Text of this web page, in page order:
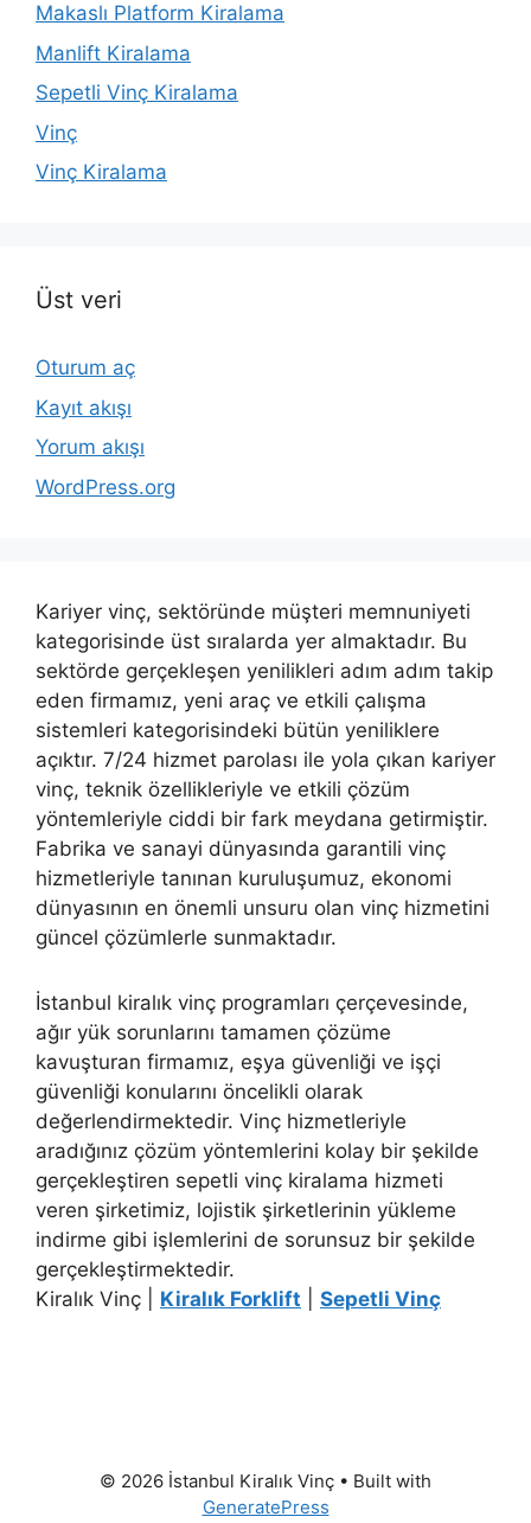
Makaslı Platform Kiralama
Manlift Kiralama
Sepetli Vinç Kiralama
Vinç
Vinç Kiralama
Üst veri
Oturum aç
Kayıt akışı
Yorum akışı
WordPress.org
Kariyer vinç, sektöründe müşteri memnuniyeti
kategorisinde üst sıralarda yer almaktadır. Bu
sektörde gerçekleşen yenilikleri adım adım takip
eden firmamız, yeni araç ve etkili çalışma
sistemleri kategorisindeki bütün yeniliklere
açıktır. 7/24 hizmet parolası ile yola çıkan kariyer
vinç, teknik özellikleriyle ve etkili çözüm
yöntemleriyle ciddi bir fark meydana getirmiştir.
Fabrika ve sanayi dünyasında garantili vinç
hizmetleriyle tanınan kuruluşumuz, ekonomi
dünyasının en önemli unsuru olan vinç hizmetini
güncel çözümlerle sunmaktadır.
İstanbul kiralık vinç programları çerçevesinde,
ağır yük sorunlarını tamamen çözüme
kavuşturan firmamız, eşya güvenliği ve işçi
güvenliği konularını öncelikli olarak
değerlendirmektedir. Vinç hizmetleriyle
aradığınız çözüm yöntemlerini kolay bir şekilde
gerçekleştiren sepetli vinç kiralama hizmeti
veren şirketimiz, lojistik şirketlerinin yükleme
indirme gibi işlemlerini de sorunsuz bir şekilde
gerçekleştirmektedir.
Kiralık Vinç | Kiralık Forklift Sepetli Vinç
© 2026 İstanbul Kiralık Vinç • Built with
GeneratePress